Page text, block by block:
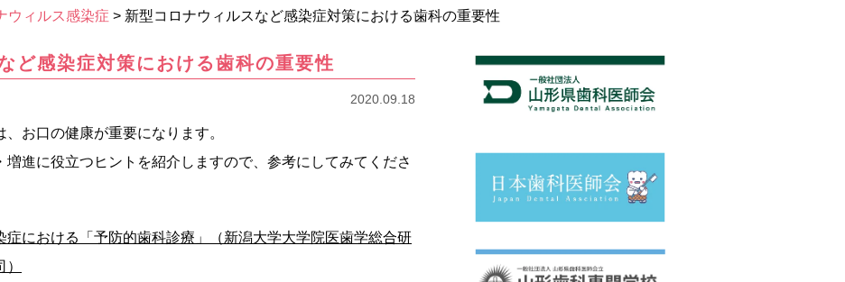
ウィルス感染症 > 新型コロナウィルスなど感染症対策における歯科の重要性
ど感染症対策における歯科の重要性
2020.09.18
お口の健康が重要になります。
進に役立つヒントを紹介しますので、参考にしてみてくださ
症における「予防的歯科診療」（新潟大学大学院医歯学総合研